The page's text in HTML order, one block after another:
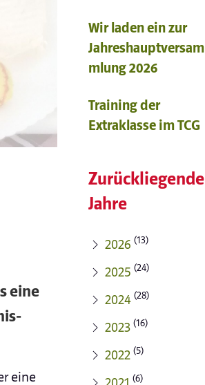
eine
eine
Wir laden ein zur
Jahreshauptversam
mlung 2026
Training der
Extraklasse im TCG
Zurückliegende
Jahre
2026 (13)
2025 (24)
2024 (28)
2023 (16)
2022 (5)
(6)